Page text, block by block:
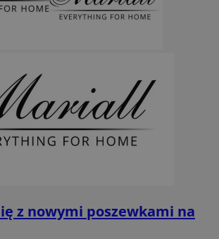
z nowymi poszewkami na